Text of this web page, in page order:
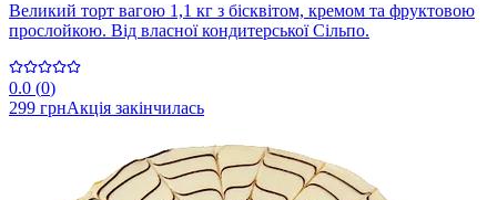
Великий торт вагою 1,1 кг з бісквітом, кремом та фруктовою
прослойкою. Від власної кондитерської Сільпо.
0.0 (0)
299 грнАкція закінчилась